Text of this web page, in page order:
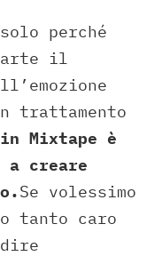
perché
il
trattamento
Mixtape è
a creare
Se volessimo
tanto caro